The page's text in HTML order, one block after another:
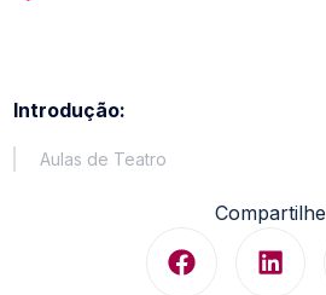
Introdução:
Aulas de Teatro
Compartilhe